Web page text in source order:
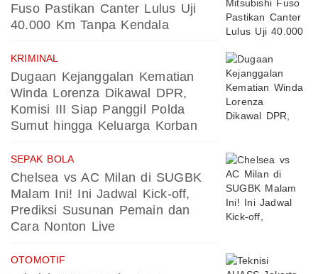
Fuso Pastikan Canter Lulus Uji
40.000 Km Tanpa Kendala
KRIMINAL
Dugaan Kejanggalan Kematian
Winda Lorenza Dikawal DPR,
Komisi III Siap Panggil Polda
Sumut hingga Keluarga Korban
SEPAK BOLA
Chelsea vs AC Milan di SUGBK
Malam Ini! Ini Jadwal Kick-off,
Prediksi Susunan Pemain dan
Cara Nonton Live
OTOMOTIF